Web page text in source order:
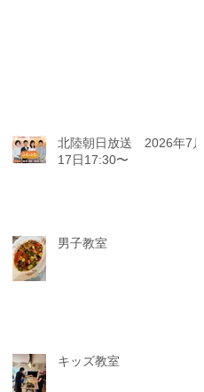
北陸朝日放送 2026年7月
17日17:30〜
男子教室
キッズ教室